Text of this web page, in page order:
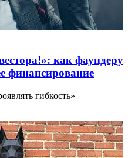
как фаундеру
финансирование
гибкость»